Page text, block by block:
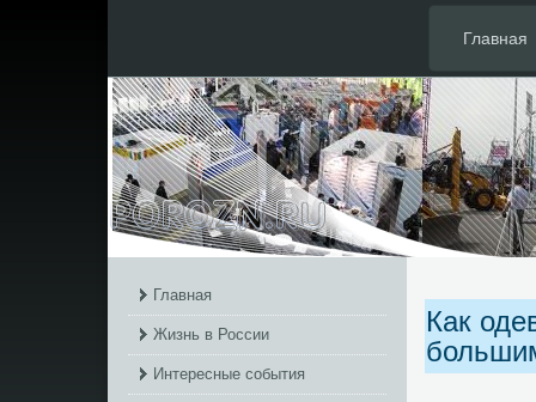
Главная
Главная
Жизнь в России
Интересные события
Как